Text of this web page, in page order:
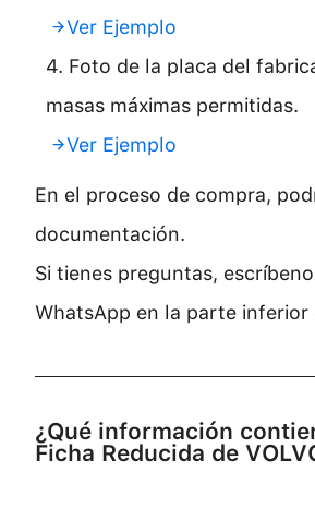
Ver Ejemplo
4. Foto de la placa del
masas máximas permitidas.
Ver Ejemplo
En el proceso de compra,
documentación.
Si tienes preguntas,
WhatsApp en la parte inferior
¿Qué información
Ficha Reducida de